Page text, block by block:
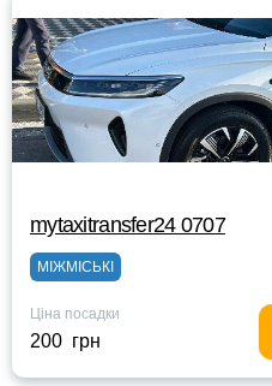
mytaxitransfer24 0707
МІЖМІСЬКІ
Ціна посадки
200 грн